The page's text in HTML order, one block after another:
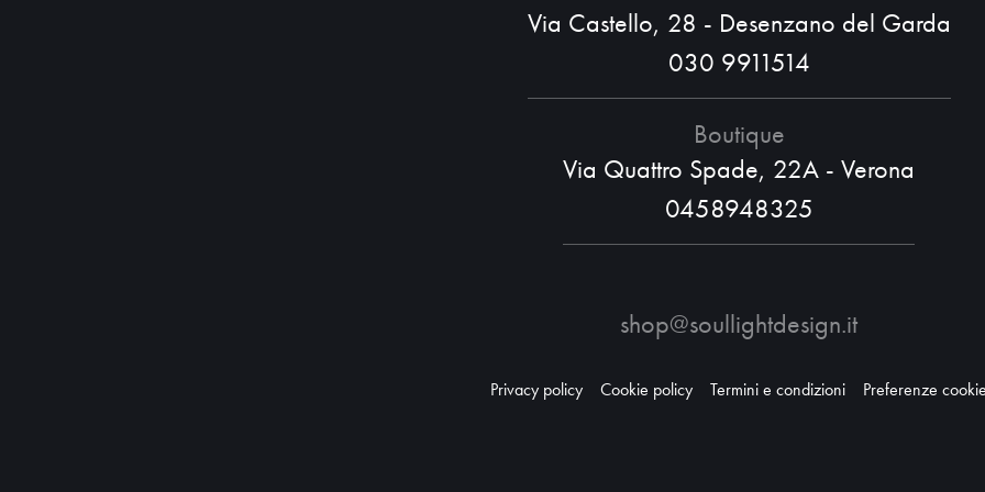
Via Castello, 28 - Desenzano del Garda
030 9911514
Boutique
Via Quattro Spade, 22A - Verona
0458948325
shop@soullightdesign.it
Privacy policy Cookie policy Termini e condizioni Preferenze